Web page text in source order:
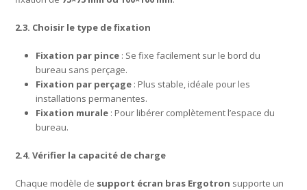
2.3. Choisir le type de fixation
Fixation par pince : Se fixe facilement sur le bord du
bureau sans perçage.
Fixation par perçage : Plus stable, idéale pour les
installations permanentes.
Fixation murale : Pour libérer complètement l’espace du
bureau.
2.4. Vérifier la capacité de charge
Chaque modèle de support écran bras Ergotron supporte un